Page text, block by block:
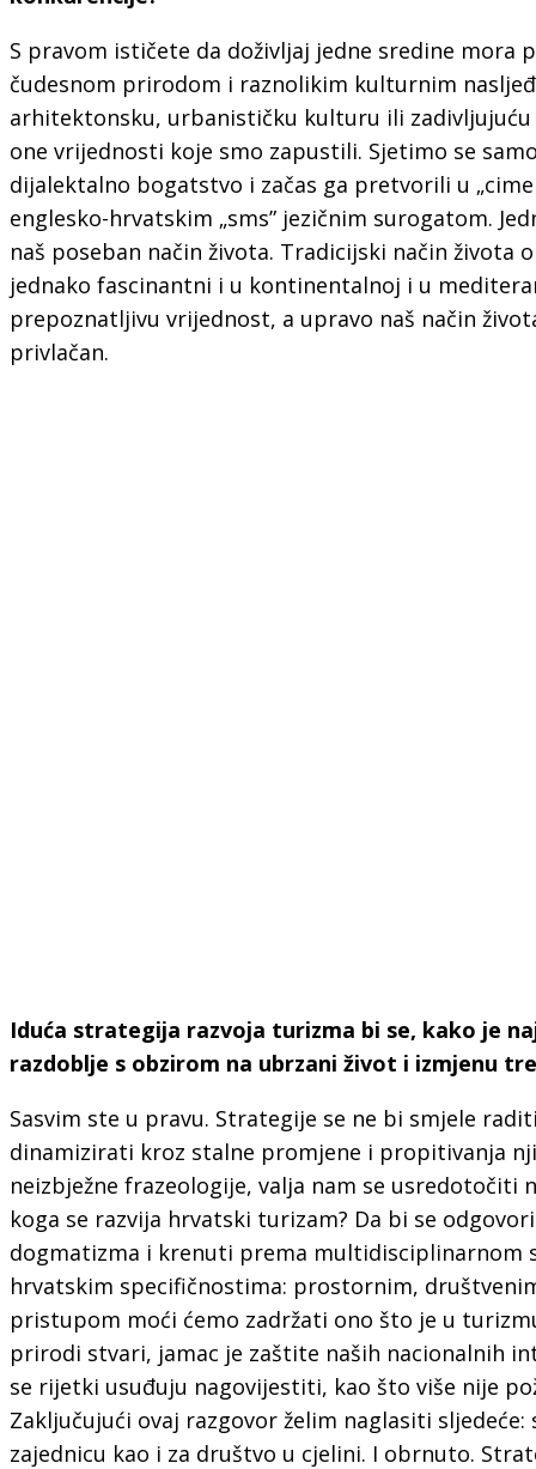
S pravom ističete da doživljaj jedne sredine
čudesnom prirodom i raznolikim kulturnim
arhitektonsku, urbanističku kulturu ili
one vrijednosti koje smo zapustili. Sjetimo se
dijalektalno bogatstvo i začas ga pretvorili u
englesko-hrvatskim „sms” jezičnim surogatom.
naš poseban način života. Tradicijski način
jednako fascinantni i u kontinentalnoj i u
prepoznatljivu vrijednost, a upravo naš način
privlačan.
Iduća strategija razvoja turizma bi se, kako je
razdoblje s obzirom na ubrzani život i izmjenu
Sasvim ste u pravu. Strategije se ne bi smjele
dinamizirati kroz stalne promjene i propitivanja
neizbježne frazeologije, valja nam se
koga se razvija hrvatski turizam? Da bi se
dogmatizma i krenuti prema
hrvatskim specifičnostima: prostornim,
pristupom moći ćemo zadržati ono što je u
prirodi stvari, jamac je zaštite naših nacionalnih
se rijetki usuđuju nagovijestiti, kao što više nije
Zaključujući ovaj razgovor želim naglasiti
zajednicu kao i za društvo u cjelini. I obrnuto.